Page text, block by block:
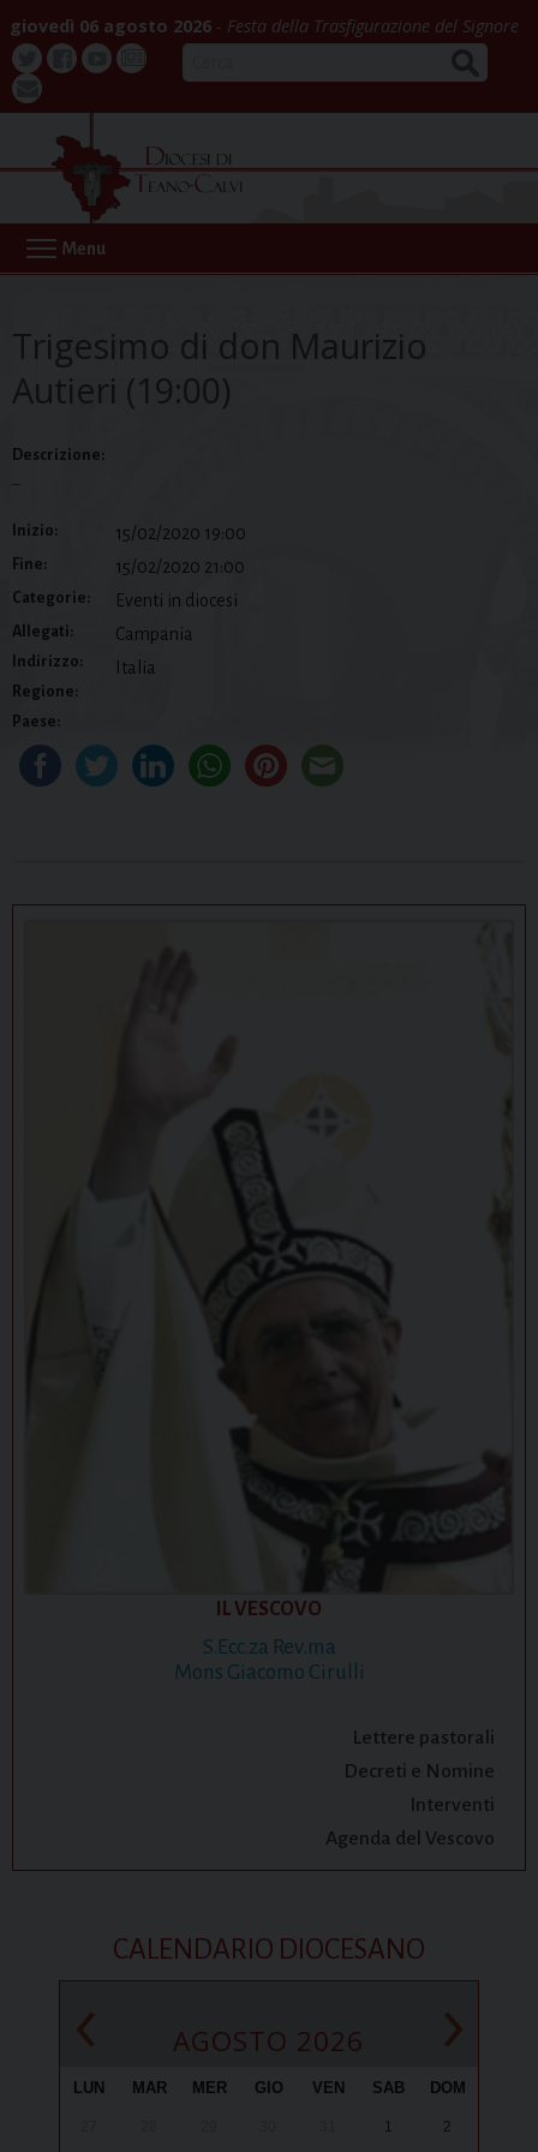
to
content
giovedì 06 agosto 2026 Festa della Trasfigurazione del Signore
Twitter
Buona
webmail
Menu
Trigesimo di don Maurizio
Autieri (19:00)
Descrizione:
Inizio: 15/02/2020 19:00
Fine: 15/02/2020 21:00
Categorie: Eventi in diocesi
Allegati:
Indirizzo:
Regione:
Campania
Paese:
Italia
IL VESCOVO
S.Ecc.za Rev.ma
Mons Giacomo Cirulli
Lettere pastorali
Decreti e Nomine
Interventi
Agenda del Vescovo
CALENDARIO DIOCESANO
‹ AGOSTO 2026 ›
LUN MAR MER GIO VEN SAB DOM
1 2